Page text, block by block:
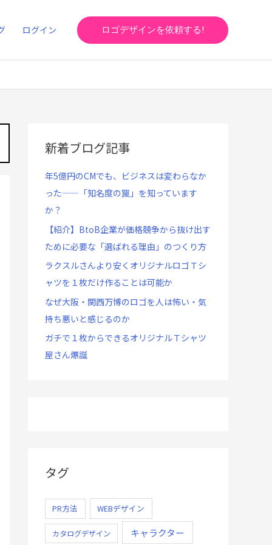
ログイン ロゴデザインを依頼する!
新着ブログ記事
年5億円のCMでも、ビジネスは変わらなか
った——「知名度の罠」を知っています
か？
【紹介】BtoB企業が価格競争から抜け出す
ために必要な「選ばれる理由」のつくり方
ラクスルさんより安くオリジナルロゴＴシ
ャツを１枚だけ作ることは可能か
なぜ大阪・関西万博のロゴを人は怖い・気
持ち悪いと感じるのか
ガチで１枚からできるオリジナルＴシャツ
屋さん爆誕
タグ
PR方法 WEBデザイン
カタログデザイン キャラクター